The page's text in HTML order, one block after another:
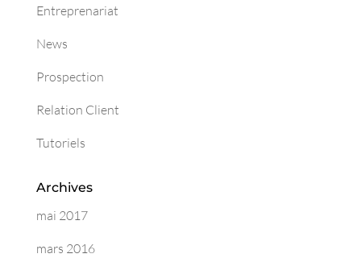
Entreprenariat
News
Prospection
Relation Client
Tutoriels
Archives
mai 2017
mars 2016